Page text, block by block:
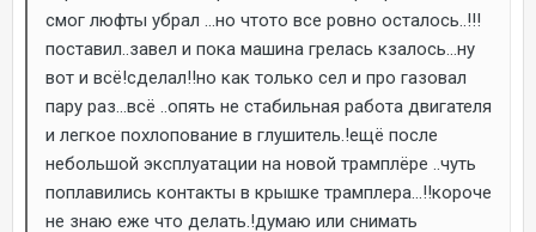
смог люфты убрал ...но чтото все ровно осталось..!!!
поставил..завел и пока машина грелась кзалось...ну
вот и всё!сделал!!но как только сел и про газовал
пару раз...всё ..опять не стабильная работа двигателя
и легкое похлопование в глушитель.!ещё после
небольшой эксплуатации на новой трамплёре ..чуть
поплавились контакты в крышке трамплера...!!короче
не знаю еже что делать.!думаю или снимать